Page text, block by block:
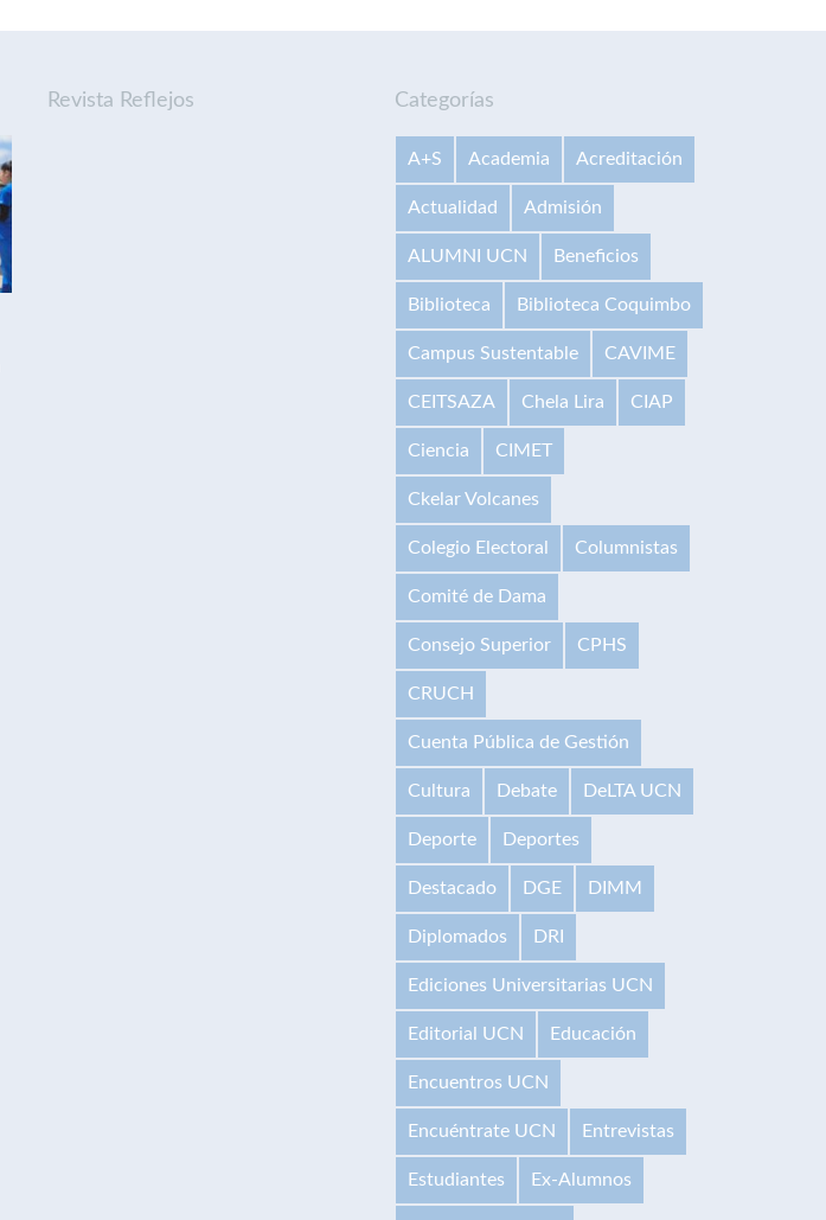
Revista Reflejos Categorías
A+S Academia Acreditación
Actualidad Admisión
ALUMNI UCN Beneficios
Biblioteca Biblioteca Coquimbo
Campus Sustentable CAVIME
CEITSAZA Chela Lira CIAP
Ciencia CIMET
Ckelar Volcanes
Colegio Electoral Columnistas
Comité de Dama
Consejo Superior CPHS
CRUCH
Cuenta Pública de Gestión
Cultura Debate DeLTA UCN
Deporte Deportes
Destacado DGE DIMM
Diplomados DRI
Ediciones Universitarias UCN
Editorial UCN Educación
Encuentros UCN
Encuéntrate UCN Entrevistas
Estudiantes Ex-Alumnos